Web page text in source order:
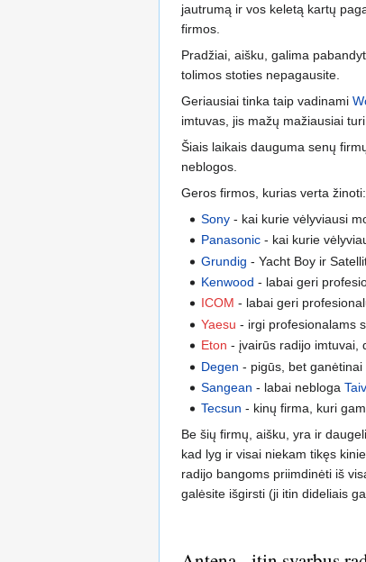
jautrumą ir vos keletą kartų
firmos.
Pradžiai, aišku, galima
tolimos stoties nepagausite.
Geriausiai tinka taip vadinami
imtuvas, jis mažų mažiausiai
Šiais laikais dauguma senų
neblogos.
Geros firmos, kurias verta žinoti:
Sony - kai kurie vėlyviausi
Panasonic - kai kurie
Grundig - Yacht Boy ir
Kenwood - labai geri
ICOM - labai geri
Yaesu - irgi profesionalams
Eton - įvairūs radijo imtuvai,
Degen - pigūs, bet
Sangean - labai nebloga
Tecsun - kinų firma, kuri
Be šių firmų, aišku, yra ir
kad lyg ir visai niekam tikęs
radijo bangoms priimdinėti iš
galėsite išgirsti (ji itin dideliais